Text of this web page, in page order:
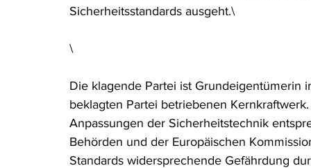
Sicherheitsstandards ausgeht.\
\
Die klagende Partei ist
beklagten Partei betriebenen
Anpassungen der Sicherheitstechnik
Behörden und der Europäischen
Standards widersprechende Gefährdung